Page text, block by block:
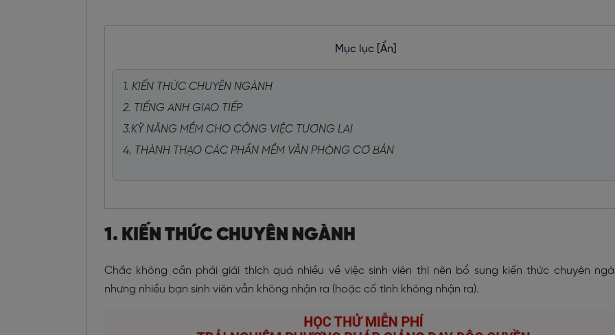
Mục lục [Ẩn]
1. KIẾN THỨC CHUYÊN NGÀNH
2. TIẾNG ANH GIAO TIẾP
3.KỸ NĂNG MỀM CHO CÔNG VIỆC TƯƠNG LAI
4. THÀNH THẠO CÁC PHẦN MỀM VĂN PHÒNG CƠ BẢN
1. KIẾN THỨC CHUYÊN NGÀNH
Chắc không cần phải giải thích quá nhiều về việc sinh viên thì nên bổ sung kiến thức chuyên
nhưng nhiều bạn sinh viên vẫn không nhận ra (hoặc cố tình không nhận ra).